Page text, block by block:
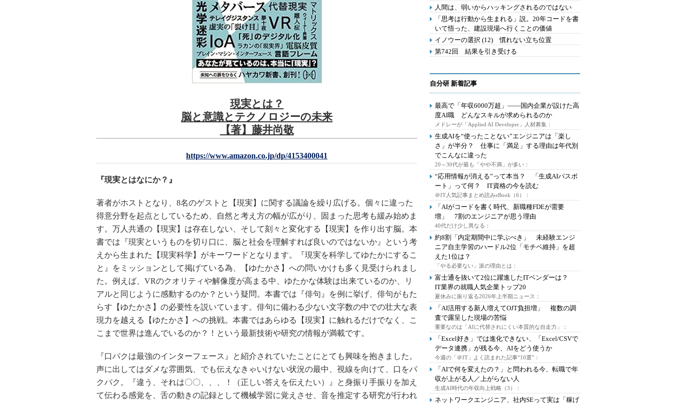
現実とは？
脳と意識とテクノロジーの未来
【著】藤井尚敬
https://www.amazon.co.jp/dp/4153400041
『現実とはなにか？』
著者がホストとなり、8名のゲストと【現実】に関する議論を繰り広げる。個々に違った
得意分野を起点としているため、自然と考え方の幅が広がり、固まった思考も緩み始めま
す。万人共通の【現実】は存在しない、そして刻々と変化する【現実】を作り出す脳。本
書では『現実というものを切り口に、脳と社会を理解すれば良いのではないか』という考
えから生まれた【現実科学】がキーワードとなります。『現実を科学してゆたかにするこ
と』をミッションとして掲げている為、【ゆたかさ】への問いかけも多く見受けられまし
た。例えば、VRのクオリティや解像度が高まる中、ゆたかな体験は出来ているのか、リ
アルと同じように感動するのか？という疑問。本書では『俳句』を例に挙げ、俳句がもた
らす【ゆたかさ】の必要性を説いています。俳句に備わる少ない文字数の中での壮大な表
現力を越える【ゆたかさ】への挑戦。本書ではあらゆる【現実】に触れるだけでなく、こ
こまで世界は進んでいるのか？！という最新技術や研究の情報が満載です。
『口パクは最強のインターフェース』と紹介されていたことにとても興味を抱きました。
声に出してはダメな雰囲気、でも伝えなきゃいけない状況の最中、視線を向けて、口をパ
クパク。『違う、それは〇〇、、、！（正しい答えを伝えたい）』と身振り手振りを加え
て伝わる感覚を、舌の動きの記録として機械学習に覚えさせ、音を推定する研究が行われ
人間は、弱いからハッキングされるのではない
「思考は行動から生まれる」説。20年コードを書
いて悟った、建設現場へ行くことの価値
イノウーの選択 (12) 慣れない立ち位置
第742回 結果を引き受ける
自分研 新着記事
最高で「年収6000万超」――国内企業が設けた高
度AI職 どんなスキルが求められるのか
メドレーが「Applied AI Developer」人材募集：
生成AIを“使ったことない”エンジニアは「楽し
さ」が半分？ 仕事に「満足」する理由は年代別
でこんなに違った
20～30代が最も「やや不満」が多い：
“応用情報が消える”って本当？ 「生成AIパスポ
ート」って何？ IT資格の今を読む
＠IT人気記事まとめ読みeBook（6）：
「AIがコードを書く時代、新職種FDEが需要
増」 7割のエンジニアが思う理由
40代だけ少し異なる：
約8割「内定期間中に学ぶべき」 未経験エンジ
ニア自主学習のハードル2位「モチベ維持」を超
えた1位は？
「やる必要ない」派の理由とは：
富士通を抜いて2位に躍進したITベンダーは？
IT業界の就職人気企業トップ20
夏休みに振り返る2026年上半期ニュース：
「AI活用する新人増えてOJT負担増」 複数の調
査で露呈した現場の苦悩
重要なのは「AIに代替されにくい本質的な自走力」：
「Excel好き」では進化できない、「Excel/CSVで
データ連携」が残る今、AIをどう使うか
今週の「＠IT」よく読まれた記事“10選”：
「AIで何を変えたの？」と問われる今、転職で年
収が上がる人／上がらない人
生成AI時代の年収向上戦略（3）：
ネットワークエンジニア、社内SEって実は「稼げ